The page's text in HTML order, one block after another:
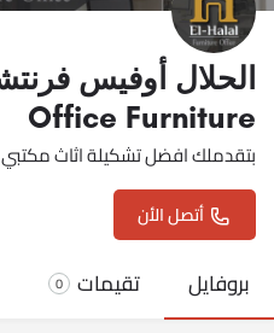
Office Furniture
بتقدملك افضل تشكيلة اثاث مكتبي
أتصل الأن
بروفايل تقيمات 0